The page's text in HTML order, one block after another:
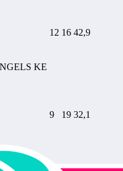
KE
12 16 42,9
9 19 32,1